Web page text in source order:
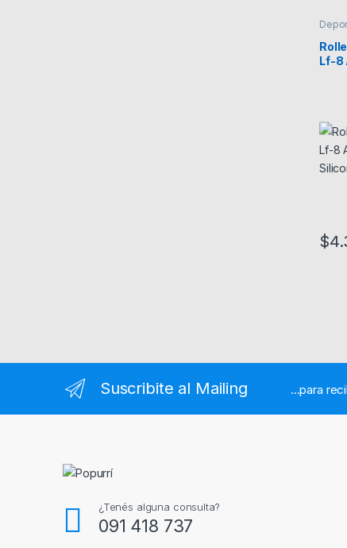
Lf-8
$
Suscribite al Mailing ...para
¿Tenés alguna consulta?
091 418 737